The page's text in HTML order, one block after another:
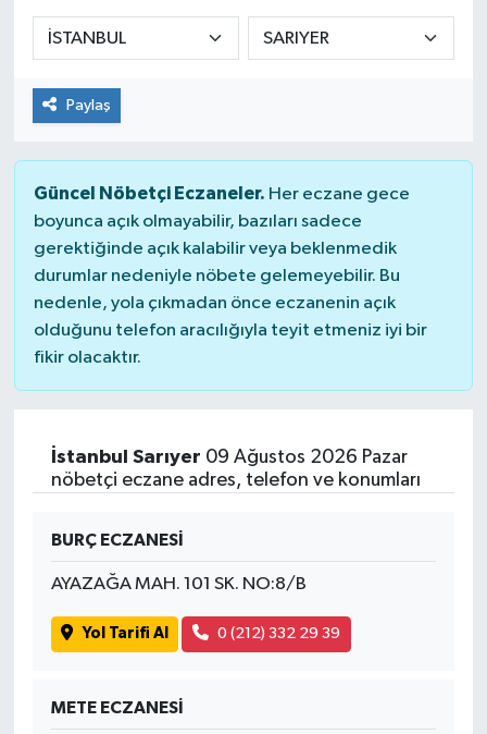
Paylaş
Güncel Nöbetçi Eczaneler. Her eczane gece
boyunca açık olmayabilir, bazıları sadece
gerektiğinde açık kalabilir veya beklenmedik
durumlar nedeniyle nöbete gelemeyebilir. Bu
nedenle, yola çıkmadan önce eczanenin açık
olduğunu telefon aracılığıyla teyit etmeniz iyi bir
fikir olacaktır.
İstanbul Sarıyer 09 Ağustos 2026 Pazar
nöbetçi eczane adres, telefon ve konumları
BURÇ ECZANESİ
AYAZAĞA MAH. 101 SK. NO:8/B
Yol Tarifi Al 0 (212) 332 29 39
METE ECZANESİ
KADIN
KULTUR-SANAT
MEDYA
OTOMOBİL
ÖZEL HABER
SAĞLIK
SPOR
TARIM
TEKNOLOJİ
TURİZM